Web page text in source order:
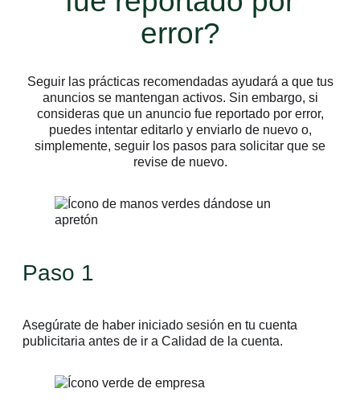
error?
Seguir las prácticas recomendadas ayudará a que tus
anuncios se mantengan activos. Sin embargo, si
consideras que un anuncio fue reportado por error,
puedes intentar editarlo y enviarlo de nuevo o,
simplemente, seguir los pasos para solicitar que se
revise de nuevo.
Paso 1
Asegúrate de haber iniciado sesión en tu cuenta
publicitaria antes de ir a Calidad de la cuenta.